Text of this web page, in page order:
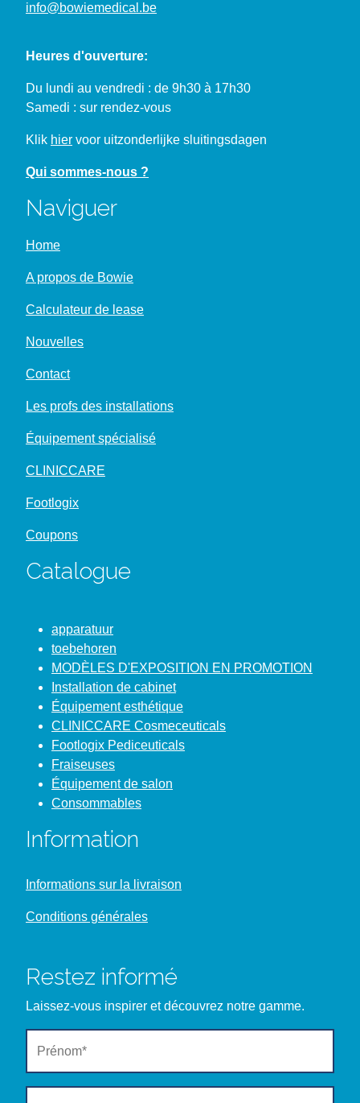
info@bowiemedical.be
Heures d'ouverture:
Du lundi au vendredi : de 9h30 à 17h30
Samedi : sur rendez-vous
Klik hier voor uitzonderlijke sluitingsdagen
Qui sommes-nous ?
Naviguer
Home
A propos de Bowie
Calculateur de lease
Nouvelles
Contact
Les profs des installations
Équipement spécialisé
CLINICCARE
Footlogix
Coupons
Catalogue
apparatuur
toebehoren
MODÈLES D'EXPOSITION EN PROMOTION
Installation de cabinet
Équipement esthétique
CLINICCARE Cosmeceuticals
Footlogix Pediceuticals
Fraiseuses
Équipement de salon
Consommables
Information
Informations sur la livraison
Conditions générales
Restez informé
Laissez-vous inspirer et découvrez notre gamme.